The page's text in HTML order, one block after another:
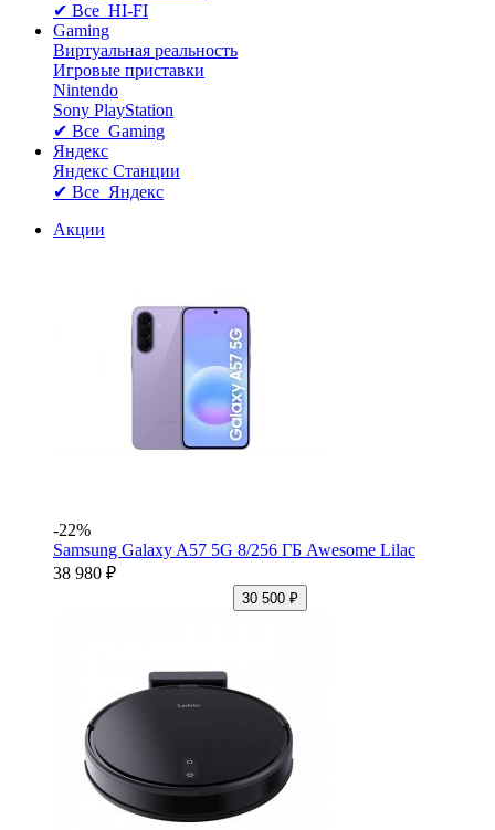
✔ Все HI-FI
Gaming
Виртуальная реальность
Игровые приставки
Nintendo
Sony PlayStation
✔ Все Gaming
Яндекс
Яндекс Станции
✔ Все Яндекс
Акции
-22%
Samsung Galaxy A57 5G 8/256 ГБ Awesome Lilac
38 980 ₽
30 500 ₽